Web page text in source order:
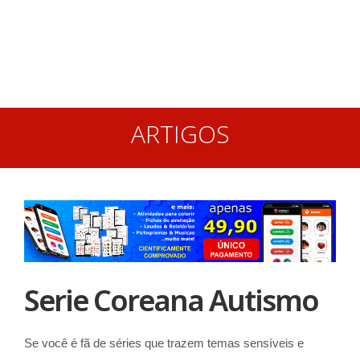
ARTIGOS
Serie Coreana Autismo
Se você é fã de séries que trazem temas sensíveis e